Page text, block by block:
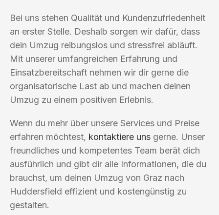
Bei uns stehen Qualität und Kundenzufriedenheit
an erster Stelle. Deshalb sorgen wir dafür, dass
dein Umzug reibungslos und stressfrei abläuft.
Mit unserer umfangreichen Erfahrung und
Einsatzbereitschaft nehmen wir dir gerne die
organisatorische Last ab und machen deinen
Umzug zu einem positiven Erlebnis.
Wenn du mehr über unsere Services und Preise
erfahren möchtest, kontaktiere uns gerne. Unser
freundliches und kompetentes Team berät dich
ausführlich und gibt dir alle Informationen, die du
brauchst, um deinen Umzug von Graz nach
Huddersfield effizient und kostengünstig zu
gestalten.